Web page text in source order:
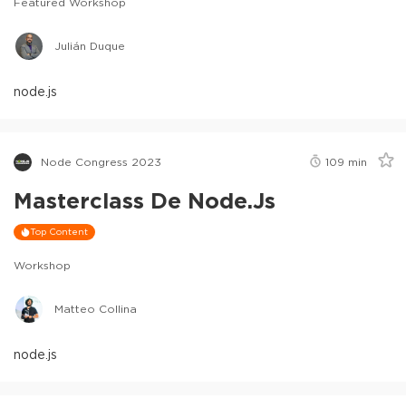
Julián Duque
node.js
Node Congress 2023 109 min
Masterclass De Node.js
Top Content
Workshop
Matteo Collina
node.js